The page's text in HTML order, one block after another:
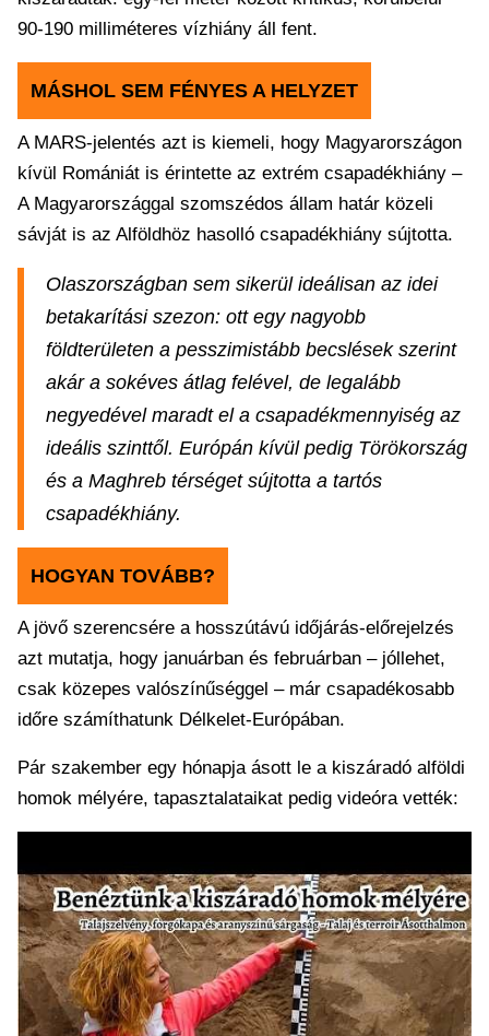
90-190 milliméteres vízhiány áll fent.
MÁSHOL SEM FÉNYES A HELYZET
A MARS-jelentés azt is kiemeli, hogy Magyarországon
kívül Romániát is érintette az extrém csapadékhiány –
A Magyarországgal szomszédos állam határ közeli
sávját is az Alföldhöz hasolló csapadékhiány sújtotta.
Olaszországban sem sikerül ideálisan az idei
betakarítási szezon: ott egy nagyobb
földterületen a pesszimistább becslések szerint
akár a sokéves átlag felével, de legalább
negyedével maradt el a csapadékmennyiség az
ideális szinttől. Európán kívül pedig Törökország
és a Maghreb térséget sújtotta a tartós
csapadékhiány.
HOGYAN TOVÁBB?
A jövő szerencsére a hosszútávú időjárás-előrejelzés
azt mutatja, hogy januárban és februárban – jóllehet,
csak közepes valószínűséggel – már csapadékosabb
időre számíthatunk Délkelet-Európában.
Pár szakember egy hónapja ásott le a kiszáradó alföldi
homok mélyére, tapasztalataikat pedig videóra vették: